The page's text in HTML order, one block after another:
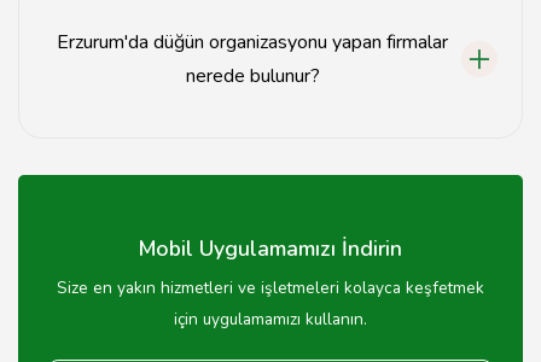
Erzurum'da düğün organizasyonu yapan firmalar
nerede bulunur?
genellikle şehir merkezinde ve çevresinde yer
Mobil Uygulamamızı İndirin
Size en yakın hizmetleri ve işletmeleri kolayca keşfetmek
için uygulamamızı kullanın.